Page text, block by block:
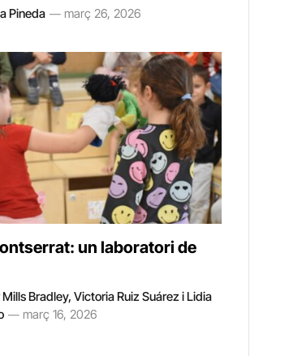
Pineda març 26, 2026
un laboratori de
Bradley, Victoria Ruiz Suárez i Lidia
març 16, 2026